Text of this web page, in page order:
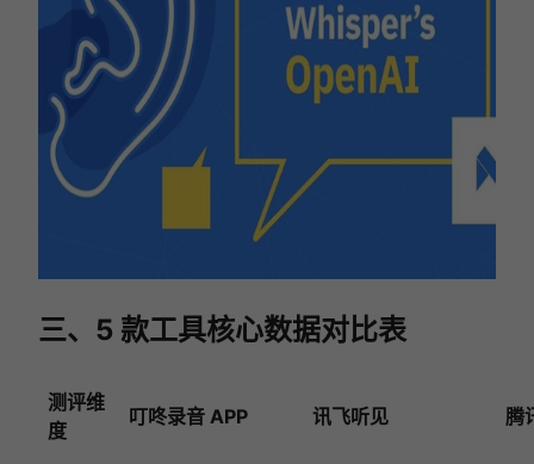
三、5 款工具核心数据对比表
测评维
度
叮咚录音 APP 讯飞听见 腾